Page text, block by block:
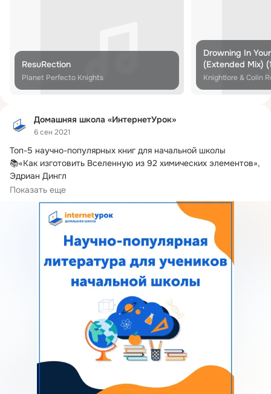
ResuRection
Planet Perfecto Knights
Drowning In
(Extended Mix)
Knightlore & Colin
Домашняя школа «ИнтернетУрок»
6 сен 2021
Топ-5 научно-популярных книг для начальной школы
📚«Как изготовить Вселенную из 92 химических элементов»,
Эдриан Дингл
Машины, животные...
Показать еще